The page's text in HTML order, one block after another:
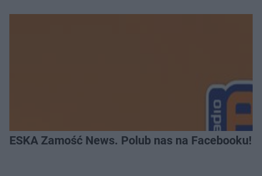
ESKA Zamość News. Polub nas na Facebooku!